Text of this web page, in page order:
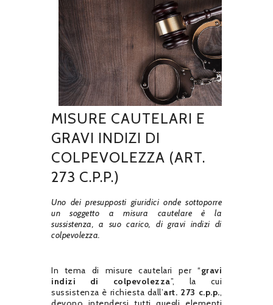
MISURE CAUTELARI E
GRAVI INDIZI DI
COLPEVOLEZZA (ART.
273 C.P.P.)
Uno dei presupposti giuridici onde sottoporre
un soggetto a misura cautelare è la
sussistenza, a suo carico, di gravi indizi di
colpevolezza.
In tema di misure cautelari per “gravi
indizi di colpevolezza”, la cui
sussistenza è richiesta dall’art. 273 c.p.p.,